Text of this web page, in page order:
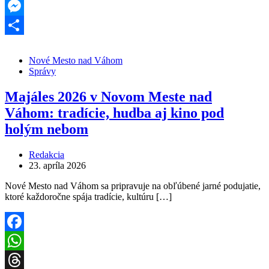
Threads
Messenger
Nové Mesto nad Váhom
Správy
Majáles 2026 v Novom Meste nad
Váhom: tradície, hudba aj kino pod
holým nebom
Redakcia
23. apríla 2026
Nové Mesto nad Váhom sa pripravuje na obľúbené jarné podujatie,
ktoré každoročne spája tradície, kultúru […]
Facebook
WhatsApp